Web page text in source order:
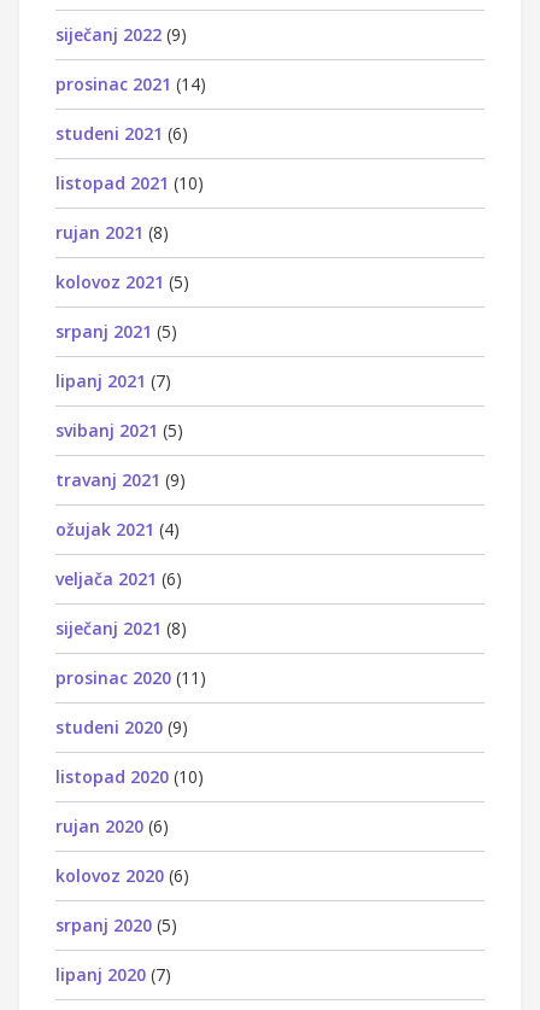
siječanj 2022 (9)
prosinac 2021 (14)
studeni 2021 (6)
listopad 2021 (10)
rujan 2021 (8)
kolovoz 2021 (5)
srpanj 2021 (5)
lipanj 2021 (7)
svibanj 2021 (5)
travanj 2021 (9)
ožujak 2021 (4)
veljača 2021 (6)
siječanj 2021 (8)
prosinac 2020 (11)
studeni 2020 (9)
listopad 2020 (10)
rujan 2020 (6)
kolovoz 2020 (6)
srpanj 2020 (5)
lipanj 2020 (7)